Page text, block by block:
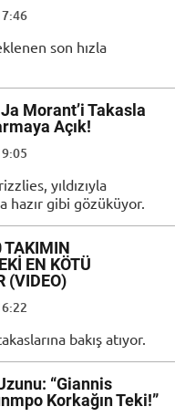
son hızla
Morant’i Takasla
Açık!
yıldızıyla
hazır gibi gözüküyor.
TAKIMIN
EN KÖTÜ
(VIDEO)
bakış atıyor.
“Giannis
Korkağın Teki!”